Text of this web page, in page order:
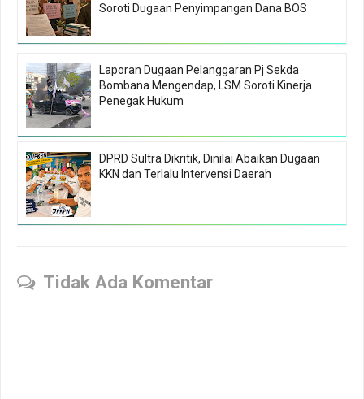
Soroti Dugaan Penyimpangan Dana BOS
Laporan Dugaan Pelanggaran Pj Sekda
Bombana Mengendap, LSM Soroti Kinerja
Penegak Hukum
DPRD Sultra Dikritik, Dinilai Abaikan Dugaan
KKN dan Terlalu Intervensi Daerah
Tidak Ada Komentar